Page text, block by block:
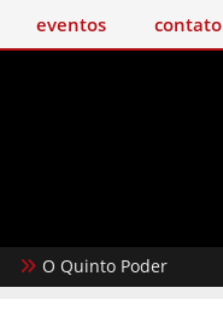
eventos contato
Casablanca